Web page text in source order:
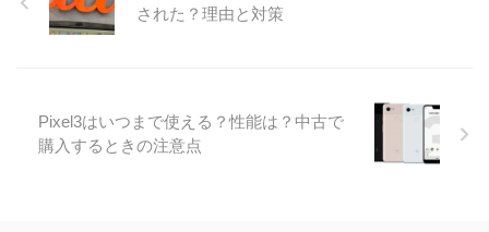
された？理由と対策
Pixel3はいつまで使える？性能は？中古で
購入するときの注意点